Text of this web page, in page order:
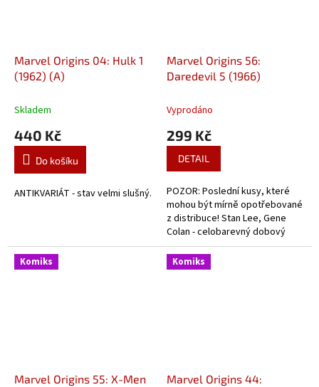
Marvel Origins 04: Hulk 1
(1962) (A)
Skladem
440 Kč
Do košíku
ANTIKVARIÁT - stav velmi slušný.
Marvel Origins 56:
Daredevil 5 (1966)
Vyprodáno
299 Kč
DETAIL
POZOR: Poslední kusy, které
mohou být mírně opotřebované
z distribuce! Stan Lee, Gene
Colan - celobarevný dobový
komiks z historie Daredevila.
Komiks
Marvel Origins 55: X-Men
Komiks
Marvel Origins 44: